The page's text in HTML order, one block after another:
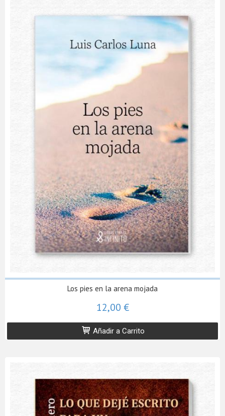
Los pies en la arena mojada
12,00 €
Añadir a Carrito